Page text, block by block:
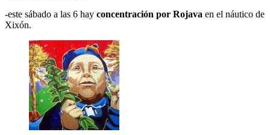
-este sábado a las 6 hay concentración por Rojava en el náutico de
Xixón.